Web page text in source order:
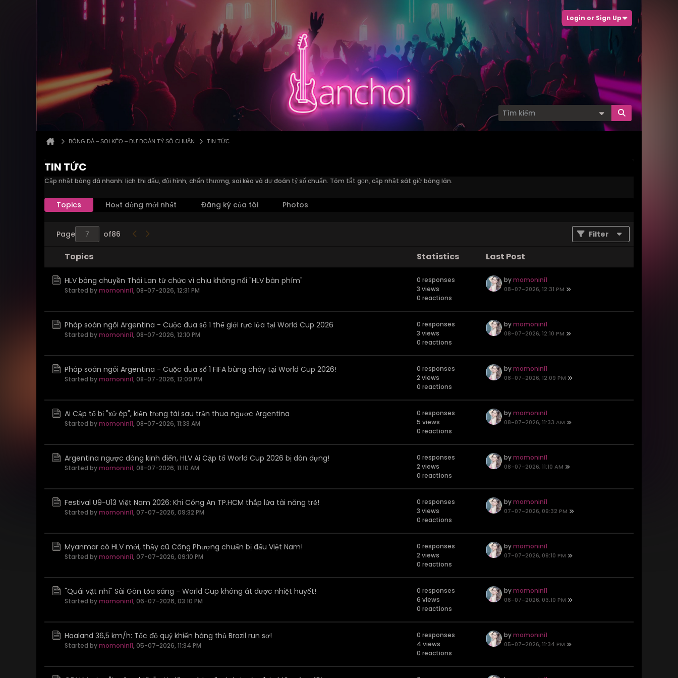
Login or Sign Up
BÓNG ĐÁ – SOI KÈO – DỰ ĐOÁN TỶ SỐ CHUẨN TIN TỨC
TIN TỨC
Cập nhật bóng đá nhanh: lịch thi đấu, đội hình, chấn thương, soi kèo và dự đoán tỷ số chuẩn. Tóm tắt gọn, cập nhật sát giờ bóng lăn.
Topics Hoạt động mới nhất Đăng ký của tôi Photos
Page of86 Filter
Topics Statistics Last Post
HLV bóng chuyền Thái Lan từ chức vì chịu không nổi "HLV bàn phím"
Started bymomonini1, 08-07-2026, 12:31 PM
0 responses
3 views
0 reactions
bymomonini1
08-07-2026, 12:31 PM
Pháp soán ngôi Argentina - Cuộc đua số 1 thế giới rực lửa tại World Cup 2026
Started bymomonini1, 08-07-2026, 12:10 PM
0 responses
3 views
0 reactions
bymomonini1
08-07-2026, 12:10 PM
Pháp soán ngôi Argentina - Cuộc đua số 1 FIFA bùng cháy tại World Cup 2026!
Started bymomonini1, 08-07-2026, 12:09 PM
0 responses
2 views
0 reactions
bymomonini1
08-07-2026, 12:09 PM
Ai Cập tố bị "xử ép", kiện trọng tài sau trận thua ngược Argentina
Started bymomonini1, 08-07-2026, 11:33 AM
0 responses
5 views
0 reactions
bymomonini1
08-07-2026, 11:33 AM
Argentina ngược dòng kinh điển, HLV Ai Cập tố World Cup 2026 bị dàn dựng!
Started bymomonini1, 08-07-2026, 11:10 AM
0 responses
2 views
0 reactions
bymomonini1
08-07-2026, 11:10 AM
Festival U9-U13 Việt Nam 2026: Khi Công An TP.HCM thắp lửa tài năng trẻ!
Started bymomonini1, 07-07-2026, 09:32 PM
0 responses
3 views
0 reactions
bymomonini1
07-07-2026, 09:32 PM
Myanmar có HLV mới, thầy cũ Công Phượng chuẩn bị đấu Việt Nam!
Started bymomonini1, 07-07-2026, 09:10 PM
0 responses
2 views
0 reactions
bymomonini1
07-07-2026, 09:10 PM
"Quái vật nhí" Sài Gòn tỏa sáng - World Cup không át được nhiệt huyết!
Started bymomonini1, 06-07-2026, 03:10 PM
0 responses
6 views
0 reactions
bymomonini1
06-07-2026, 03:10 PM
Haaland 36,5 km/h: Tốc độ quỷ khiến hàng thủ Brazil run sợ!
Started bymomonini1, 05-07-2026, 11:34 PM
0 responses
4 views
0 reactions
bymomonini1
05-07-2026, 11:34 PM